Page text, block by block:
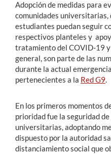
Adopción de medidas para
comunidades
estudiantes puedan seguir
respectivos planteles y
tratamiento del COVID-19
general, son parte de las
durante la actual
pertenecientes a la Red G9.
En los primeros momentos
prioridad fue la seguridad
universitarias, adoptando
dispuesto por la autoridad
distanciamiento social que